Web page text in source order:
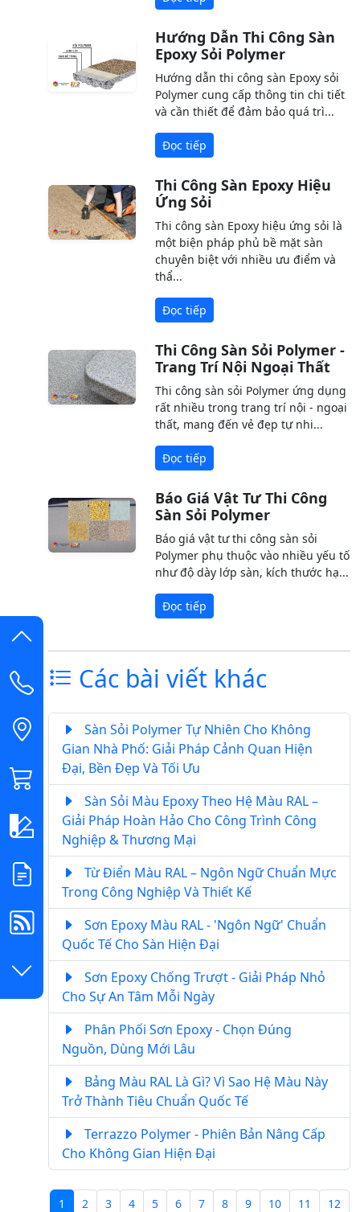
Hướng Dẫn Thi Công Sàn
Epoxy Sỏi Polymer
Hướng dẫn thi công sàn Epoxy sỏi
Polymer cung cấp thông tin chi tiết
và cần thiết để đảm bảo quá trì...
Đọc tiếp
Thi Công Sàn Epoxy Hiệu
Ứng Sỏi
Thi công sàn Epoxy hiệu ứng sỏi là
một biện pháp phủ bề mặt sàn
chuyên biệt với nhiều ưu điểm và
thẩ...
Đọc tiếp
Thi Công Sàn Sỏi Polymer -
Trang Trí Nội Ngoại Thất
Thi công sàn sỏi Polymer ứng dụng
rất nhiều trong trang trí nội - ngoại
thất, mang đến vẻ đẹp tự nhi...
Đọc tiếp
Báo Giá Vật Tư Thi Công
Sàn Sỏi Polymer
Báo giá vật tư thi công sàn sỏi
Polymer phụ thuộc vào nhiều yếu tố
như độ dày lớp sàn, kích thước hạ...
Đọc tiếp
Các bài viết khác
Sàn Sỏi Polymer Tự Nhiên Cho Không
Gian Nhà Phố: Giải Pháp Cảnh Quan Hiện
Đại, Bền Đẹp Và Tối Ưu
Sàn Sỏi Màu Epoxy Theo Hệ Màu RAL –
Giải Pháp Hoàn Hảo Cho Công Trình Công
Nghiệp & Thương Mại
Từ Điển Màu RAL – Ngôn Ngữ Chuẩn Mực
Trong Công Nghiệp Và Thiết Kế
Sơn Epoxy Màu RAL - 'Ngôn Ngữ' Chuẩn
Quốc Tế Cho Sàn Hiện Đại
Sơn Epoxy Chống Trượt - Giải Pháp Nhỏ
Cho Sự An Tâm Mỗi Ngày
Phân Phối Sơn Epoxy - Chọn Đúng
Nguồn, Dùng Mới Lâu
Bảng Màu RAL Là Gì? Vì Sao Hệ Màu Này
Trở Thành Tiêu Chuẩn Quốc Tế
Terrazzo Polymer - Phiên Bản Nâng Cấp
Cho Không Gian Hiện Đại
1 2 3 4 5 6 7 8 9 10 11
12